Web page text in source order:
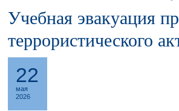
Учебная эвакуация
террористического
22
мая
2026